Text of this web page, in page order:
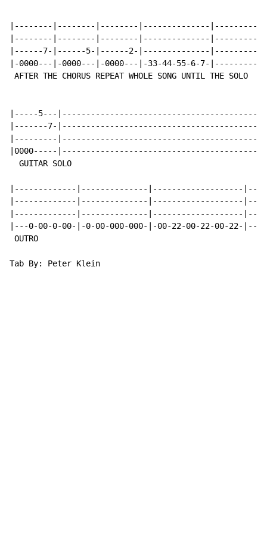
|--------|--------|--------|--------------
|--------|--------|--------|--------------
|------7-|------5-|------2-|--------------
|-0000---|-0000---|-0000---|-33-44-55-6-7-
AFTER THE CHORUS REPEAT WHOLE SONG UNTIL THE SOLO
|-----5---
|-------7-
|---------
|0000-----
  GUITAR SOLO
|-------------|--------------|-------------------
|-------------|--------------|-------------------
|-------------|--------------|-------------------
|---0-00-0-00-|-0-00-000-000-|-00-22-00-22-00-
OUTRO
Tab By: Peter Klein